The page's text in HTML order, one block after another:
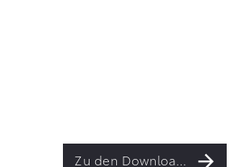
Zu den Downloads